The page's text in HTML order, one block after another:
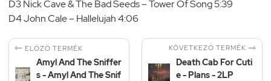
D3 Nick Cave & The Bad Seeds – Tower Of Song 5:39
D4 John Cale – Hallelujah 4:06
 ELŐZŐ TERMÉK
Amyl And The Sniffer
s - Amyl And The Snif
KÖVETKEZŐ TERMÉK 
Death Cab For Cuti
e - Plans - 2LP